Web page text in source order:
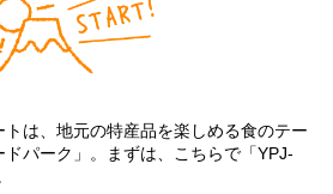
は、地元の特産品を楽しめる食のテー
パーク」。まずは、こちらで「YPJ-